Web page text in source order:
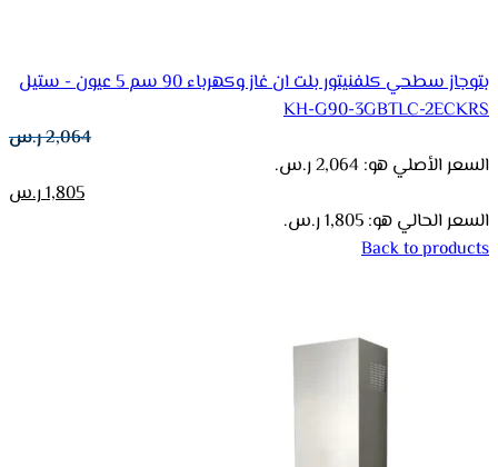
بتوجاز سطحي كلفنيتور بلت ان غاز وكهرباء 90 سم 5 عيون - ستيل
KH-G90-3GBTLC-2ECKRS
2,064ر.س
السعر الأصلي هو: 2,064 ر.س.
1,805ر.س
السعر الحالي هو: 1,805 ر.س.
Back to products